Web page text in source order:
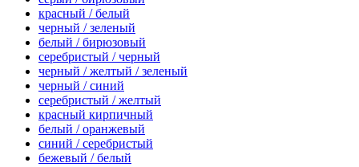
красный / белый
черный / зеленый
белый / бирюзовый
серебристый / черный
черный / желтый / зеленый
черный / синий
серебристый / желтый
красный кирпичный
белый / оранжевый
синий / серебристый
бежевый / белый